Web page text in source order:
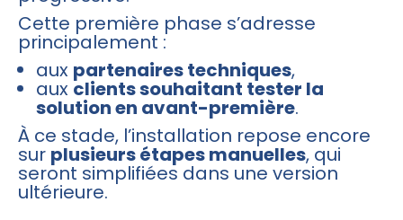
Cette première phase s’adresse
principalement :
aux partenaires techniques,
aux clients souhaitant tester la
solution en avant-première.
À ce stade, l’installation repose encore
sur plusieurs étapes manuelles, qui
seront simplifiées dans une version
ultérieure.